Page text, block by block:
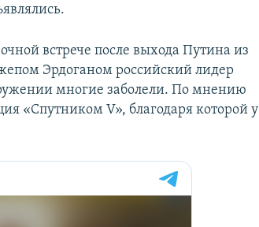
встрече после выхода Путина из
Эрдоганом российский лидер
многие заболели. По мнению
«Спутником V», благодаря которой у